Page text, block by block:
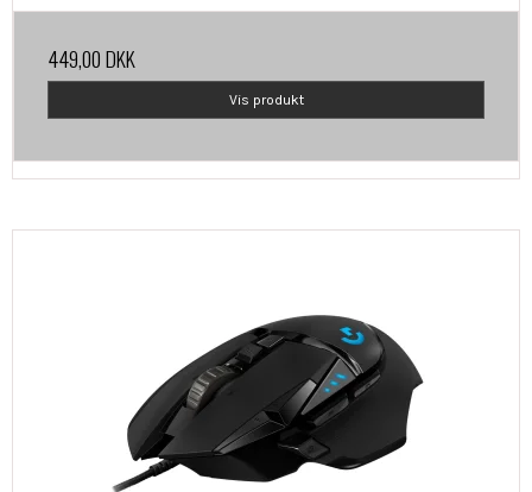
449,00 DKK
Vis produkt